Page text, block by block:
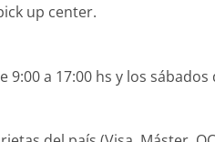
up center.
a 17:00 hs y los sábados